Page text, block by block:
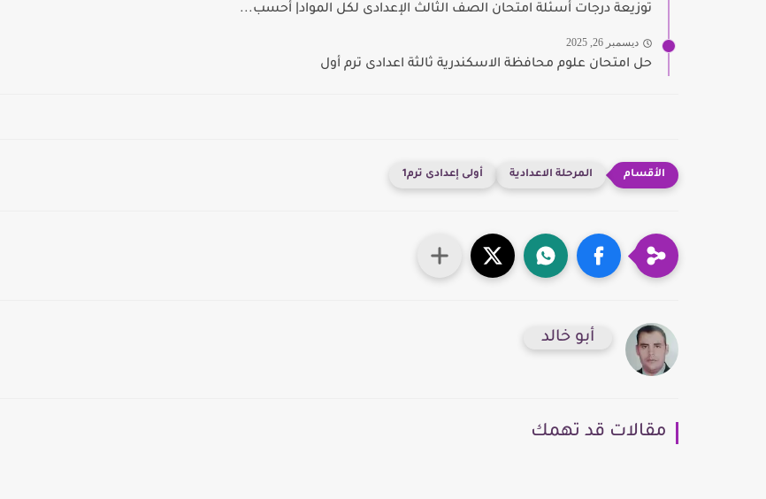
توزيعة درجات أسئلة امتحان الصف الثالث الإعدادى لكل المواد| أحسب...
ديسمبر 26, 2025
حل امتحان علوم محافظة الاسكندرية ثالثة اعدادى ترم أول
المرحلة الاعدادية أولى إعدادى ترم1
أبو خالد
مقالات قد تهمك